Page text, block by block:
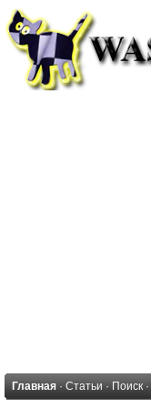
Главная · Статьи · Поиск ·